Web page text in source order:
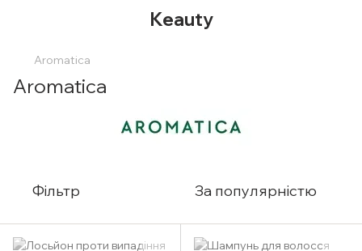
Keauty
Aromatica
Aromatica
Фільтр За популярністю